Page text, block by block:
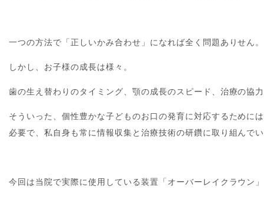
一つの方法で「正しいかみ合わせ」になれば全く問題ありせん。
しかし、お子様の成長は様々。
歯の生え替わりのタイミング、顎の成長のスピード、治療の協
そういった、個性豊かな子どものお口の発育に対応するために
必要で、私自身も常に情報収集と治療技術の研鑽に取り組んで
今回は当院で実際に使用している装置「オーバーレイクラウン